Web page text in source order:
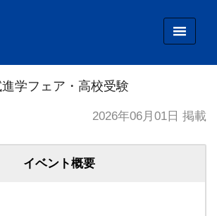
2026年06月01日 掲載
イベント概要